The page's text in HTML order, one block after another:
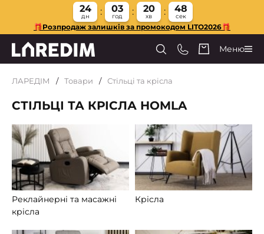
24
дн
03
год
20
хв
47
сек
🎁Розпродаж залишків за промокодом LITO2026🎁
Меню
ЛАРЕДІМ Товари Стільці та крісла
СТІЛЬЦІ ТА КРІСЛА HOMLA
Реклайнерні та масажні
крісла
Крісла